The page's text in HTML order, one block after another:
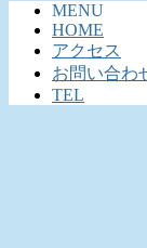
MENU
HOME
アクセス
お問い合わ
TEL